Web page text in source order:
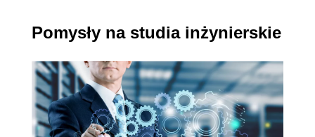
Pomysły na studia inżynierskie